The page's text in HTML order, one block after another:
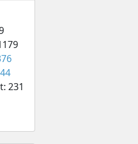
231